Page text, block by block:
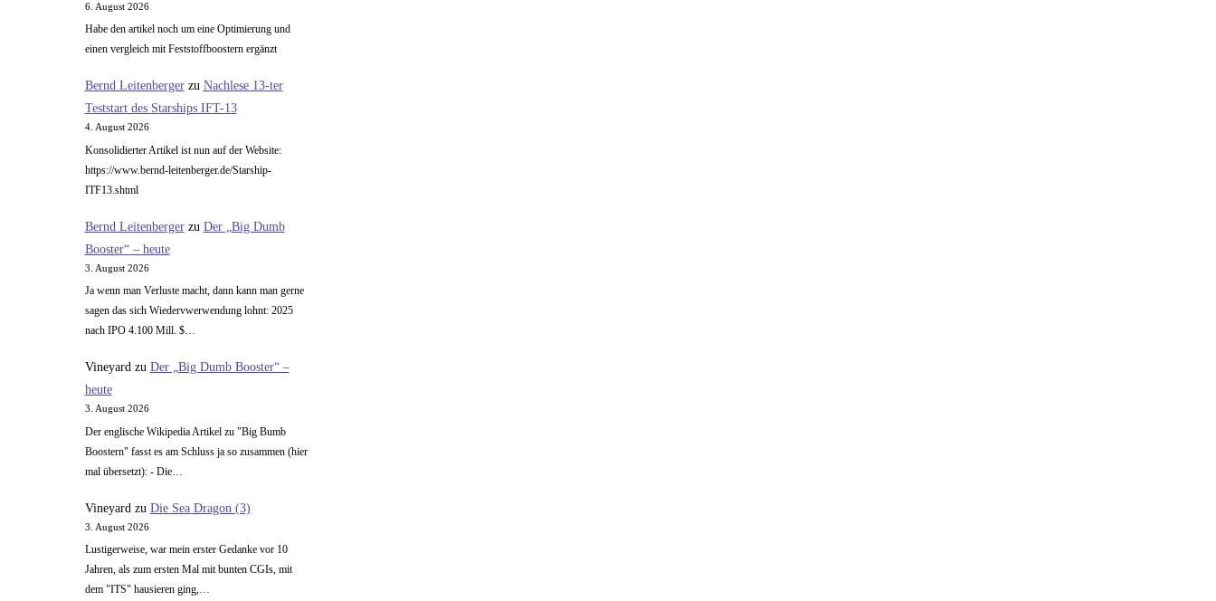
6. August 2026
Habe den artikel noch um eine Optimierung und
einen vergleich mit Feststoffboostern ergänzt
Bernd Leitenbergerzu Nachlese 13-ter
Teststart des Starships IFT-13
4. August 2026
Konsolidierter Artikel ist nun auf der Website:
https://www.bernd-leitenberger.de/Starship-
ITF13.shtml
Bernd Leitenbergerzu Der „Big Dumb
Booster“ – heute
3. August 2026
Ja wenn man Verluste macht, dann kann man gerne
sagen das sich Wiedervwerwendung lohnt: 2025
nach IPO 4.100 Mill. $…
Vineyardzu Der „Big Dumb Booster“ –
heute
3. August 2026
Der englische Wikipedia Artikel zu "Big Bumb
Boostern" fasst es am Schluss ja so zusammen (hier
mal übersetzt): - Die…
Vineyard zu Die Sea Dragon (3)
3. August 2026
Lustigerweise, war mein erster Gedanke vor 10
Jahren, als zum ersten Mal mit bunten CGIs, mit
dem "ITS" hausieren ging,…